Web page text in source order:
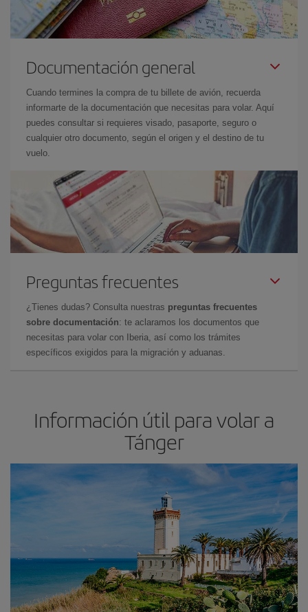
Documentación general
Cuando termines la compra de tu billete de avión, recuerda
informarte de la documentación que necesitas para volar. Aquí
puedes consultar si requieres visado, pasaporte, seguro o
cualquier otro documento, según el origen y el destino de tu
vuelo.
Preguntas frecuentes
¿Tienes dudas? Consulta nuestras preguntas frecuentes
sobre documentación: te aclaramos los documentos que
necesitas para volar con Iberia, así como los trámites
específicos exigidos para la migración y aduanas.
Información útil para volar a
Tánger